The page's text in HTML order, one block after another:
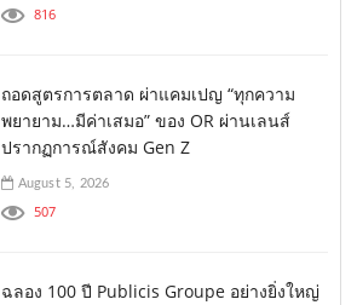
816
ถอดสูตรการตลาด ผ่าแคมเปญ “ทุกความ
พยายาม…มีค่าเสมอ” ของ OR ผ่านเลนส์
ปรากฏการณ์สังคม Gen Z
August 5, 2026
507
ฉลอง 100 ปี Publicis Groupe อย่างยิ่งใหญ่